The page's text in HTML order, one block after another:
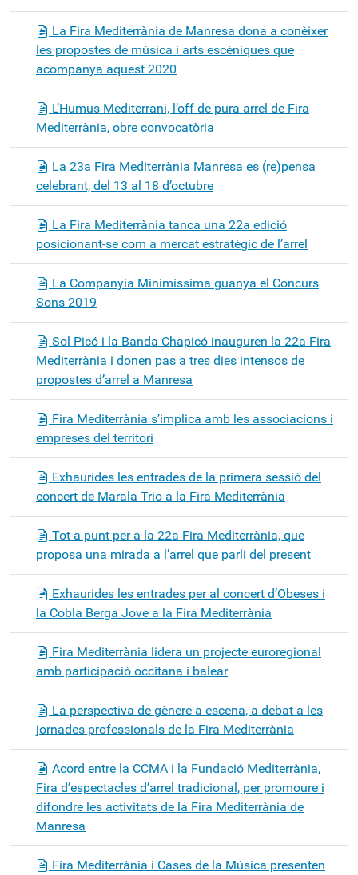
La Fira Mediterrània de Manresa dona a conèixer
les propostes de música i arts escèniques que
acompanya aquest 2020
L’Humus Mediterrani, l’off de pura arrel de Fira
Mediterrània, obre convocatòria
La 23a Fira Mediterrània Manresa es (re)pensa
celebrant, del 13 al 18 d’octubre
La Fira Mediterrània tanca una 22a edició
posicionant-se com a mercat estratègic de l’arrel
La Companyia Minimíssima guanya el Concurs
Sons 2019
Sol Picó i la Banda Chapicó inauguren la 22a Fira
Mediterrània i donen pas a tres dies intensos de
propostes d’arrel a Manresa
Fira Mediterrània s’implica amb les associacions i
empreses del territori
Exhaurides les entrades de la primera sessió del
concert de Marala Trio a la Fira Mediterrània
Tot a punt per a la 22a Fira Mediterrània, que
proposa una mirada a l’arrel que parli del present
Exhaurides les entrades per al concert d’Obeses i
la Cobla Berga Jove a la Fira Mediterrània
Fira Mediterrània lidera un projecte euroregional
amb participació occitana i balear
La perspectiva de gènere a escena, a debat a les
jornades professionals de la Fira Mediterrània
Acord entre la CCMA i la Fundació Mediterrània,
Fira d’espectacles d’arrel tradicional, per promoure i
difondre les activitats de la Fira Mediterrània de
Manresa
Fira Mediterrània i Cases de la Música presenten